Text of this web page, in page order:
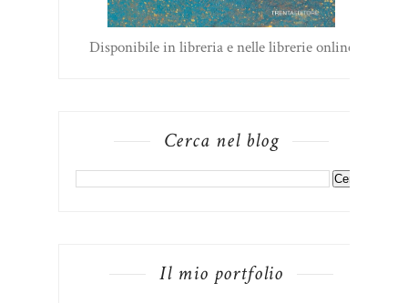
Disponibile in libreria e nelle librerie online
Cerca nel blog
Il mio portfolio